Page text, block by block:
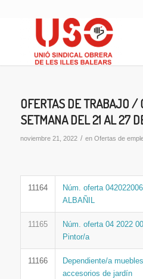
OFERTAS DE TRABAJO /
SETMANA DEL 21 AL 27
noviembre 21, 2022 / en Ofertas de
11164
Núm. oferta
ALBAÑIL
11165
Núm. oferta 04 2022
Pintor/a
11166
Dependiente/a
accesorios de jardín